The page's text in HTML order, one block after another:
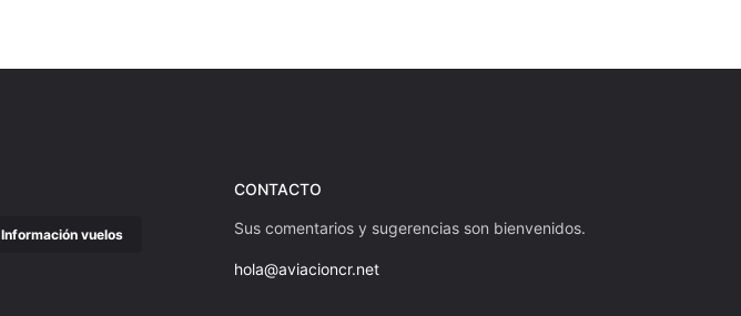
Información vuelos
CONTACTO
Sus comentarios y sugerencias son bienvenidos.
hola@aviacioncr.net